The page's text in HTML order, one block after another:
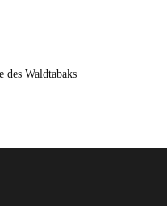
des Waldtabaks